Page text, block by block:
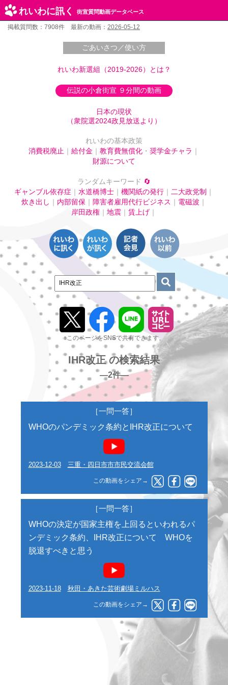
れいわに訊く 街宣質問動画データベース
掲載質問数：7908件 最新の動画： 2026-05-12
ごあいさつ／使い方
れいわ新選組（2019-2026）とは？
伝説の小倉街宣 ９分間の動画
日本の現状
（衆院選2024政見放送より）
れいわの基本政策
消費税廃止
給付金 教育費無償化 ・ 奨学金チャラ
財源について
ランダムキーワード 🔄
ギャンブル依存症
水道橋博士 機関紙の発行 二大政党制
炊き出し
内部留保 障害者雇用代行ビジネス 電磁波
岸田政権
地震 賃上げ
↑このページをSNSで共有できます。
IHR改正 の検索結果
―2件―
［一問一答］
WHOのパンデミック条約とIHR改正について
2023-12-03 三重・四日市市市民交流会館
この動画をシェア→
［一問一答］
WHOの決定が国家主権を上回るといわれるパ
ンデミック条約、IHR改正について WHOを
脱退すべきと思う
2023-11-18 秋田・あきた芸術劇場ミルハス
この動画をシェア→